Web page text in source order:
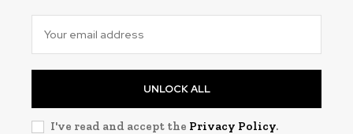
UNLOCK ALL
I've read and accept the Privacy Policy.